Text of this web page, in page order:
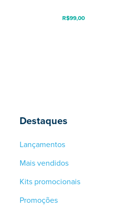
Destaques
Lançamentos
Mais vendidos
Kits promocionais
Promoções
R$99,00